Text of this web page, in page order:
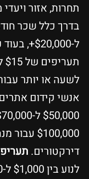
תחרות, אזור
ל-
לשעה או יותר
אנשי קידום אתרים
$100,000
דירקטורים.